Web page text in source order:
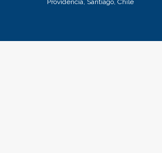
Providencia, Santiago, Chile